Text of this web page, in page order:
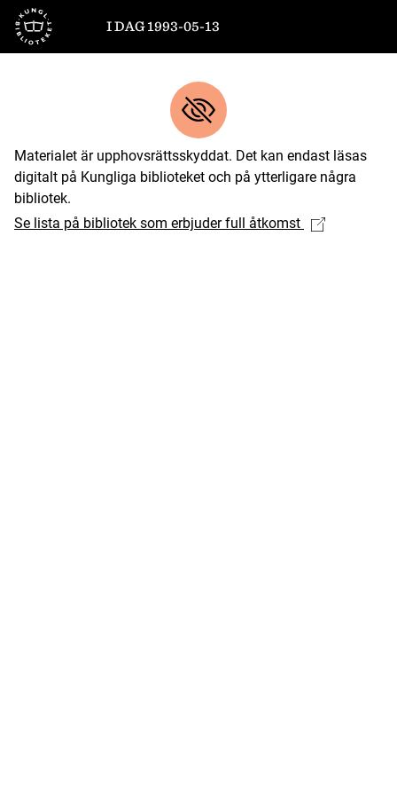
Till startsidan
I DAG 1993-05-13
Materialet är upphovsrättsskyddat. Det kan endast läsas
digitalt på Kungliga biblioteket och på ytterligare några
bibliotek.
Se lista på bibliotek som erbjuder full åtkomst